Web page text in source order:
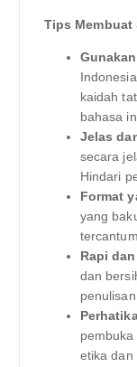
Tips Membuat
kaidah
bahasa
Jelas
secara
Hindari
Format
yang
Rapi
dan
penulisan.
etika dan